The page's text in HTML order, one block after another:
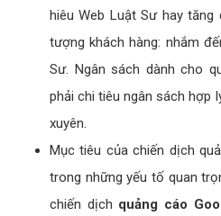
hiêu Web Luật Sư hay
tượng khách hàng: nhắm
Sư. Ngân sách dành cho
phải chi tiêu ngân sách hợp
xuyên.
Mục tiêu của chiến dịch
trong những yếu tố quan
chiến dịch quảng cáo